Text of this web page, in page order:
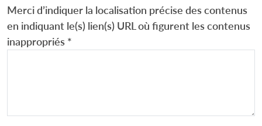
Merci d’indiquer la localisation précise des contenus
en indiquant le(s) lien(s) URL où figurent les contenus
inappropriés *